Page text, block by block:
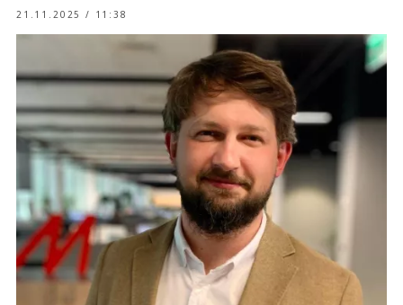
21.11.2025 / 11:38